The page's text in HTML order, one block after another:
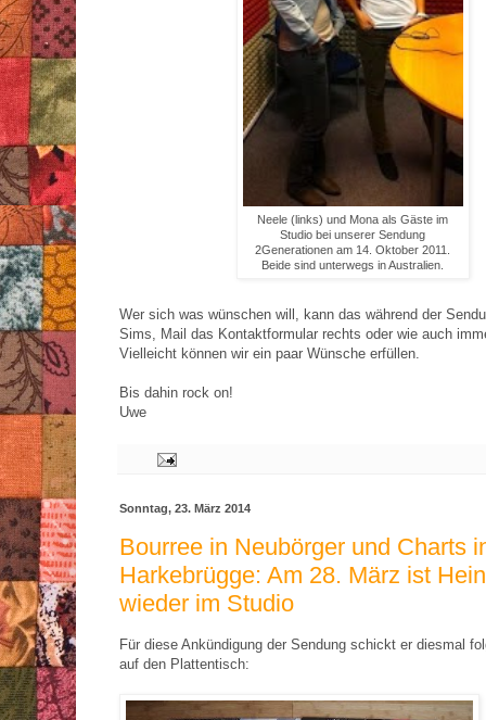
Neele (links) und Mona als Gäste im
Studio bei unserer Sendung
2Generationen am 14. Oktober 2011.
Beide sind unterwegs in Australien.
Wer sich was wünschen will, kann das während der
Sims, Mail das Kontaktformular rechts oder wie auch
Vielleicht können wir ein paar Wünsche erfüllen.
Bis dahin rock on!
Uwe
Sonntag, 23. März 2014
Bourree in Neubörger und Charts
Harkebrügge: Am 28. März ist
wieder im Studio
Für diese Ankündigung der Sendung schickt er diesmal
auf den Plattentisch: